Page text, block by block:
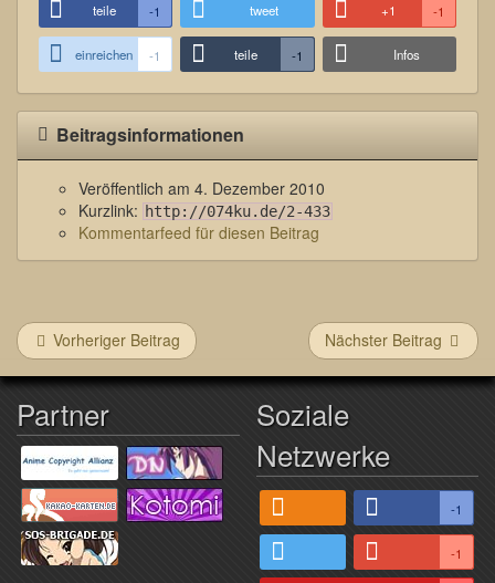
teile -1 tweet +1 -1
einreichen -1 teile -1 Infos
Beitragsinformationen
Veröffentlich am 4. Dezember 2010
Kurzlink: http://074ku.de/2-433
Kommentarfeed für diesen Beitrag
Vorheriger Beitrag Nächster Beitrag
Partner
Soziale
Netzwerke
-1
-1